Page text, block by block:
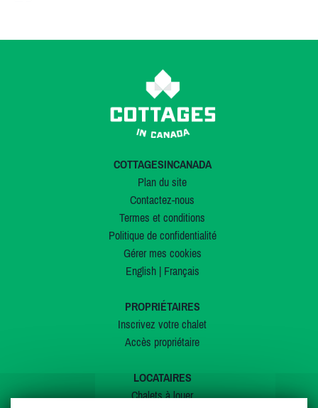
COTTAGESINCANADA
Plan du site
Contactez-nous
Termes et conditions
Politique de confidentialité
Gérer mes cookies
English| Français
PROPRIÉTAIRES
Inscrivez votre chalet
Accès propriétaire
LOCATAIRES
Chalets à louer